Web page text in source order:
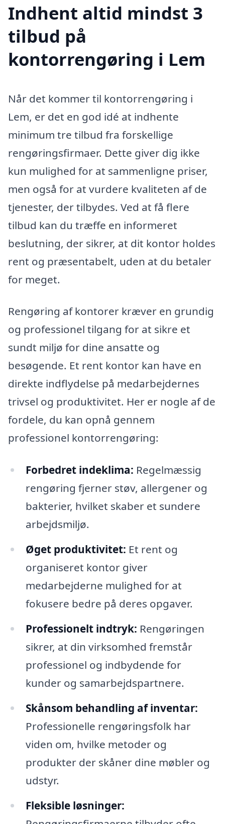
Indhent altid mindst 3
tilbud på
kontorrengøring i Lem
Når det kommer til kontorrengøring i
Lem, er det en god idé at indhente
minimum tre tilbud fra forskellige
rengøringsfirmaer. Dette giver dig ikke
kun mulighed for at sammenligne priser,
men også for at vurdere kvaliteten af de
tjenester, der tilbydes. Ved at få flere
tilbud kan du træffe en informeret
beslutning, der sikrer, at dit kontor holdes
rent og præsentabelt, uden at du betaler
for meget.
Rengøring af kontorer kræver en grundig
og professionel tilgang for at sikre et
sundt miljø for dine ansatte og
besøgende. Et rent kontor kan have en
direkte indflydelse på medarbejdernes
trivsel og produktivitet. Her er nogle af de
fordele, du kan opnå gennem
professionel kontorrengøring:
Forbedret indeklima: Regelmæssig
rengøring fjerner støv, allergener og
bakterier, hvilket skaber et sundere
arbejdsmiljø.
Øget produktivitet: Et rent og
organiseret kontor giver
medarbejderne mulighed for at
fokusere bedre på deres opgaver.
Professionelt indtryk: Rengøringen
sikrer, at din virksomhed fremstår
professionel og indbydende for
kunder og samarbejdspartnere.
Skånsom behandling af inventar:
Professionelle rengøringsfolk har
viden om, hvilke metoder og
produkter der skåner dine møbler og
udstyr.
Fleksible løsninger: